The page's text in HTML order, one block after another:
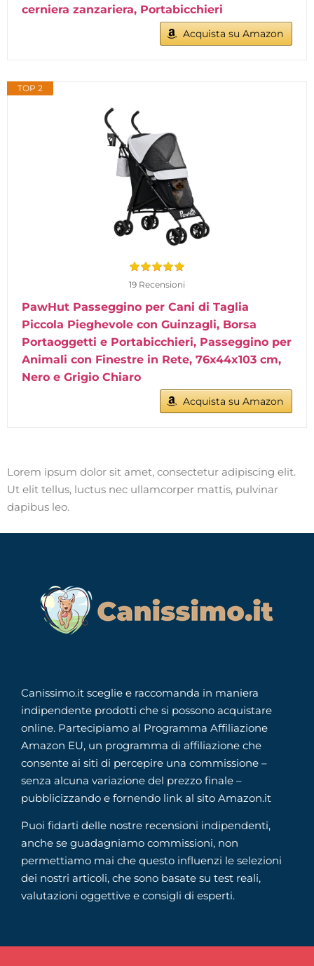
cerniera zanzariera, Portabicchieri
Acquista su Amazon
TOP 2
19 Recensioni
PawHut Passeggino per Cani di Taglia
Piccola Pieghevole con Guinzagli, Borsa
Portaoggetti e Portabicchieri, Passeggino per
Animali con Finestre in Rete, 76x44x103 cm,
Nero e Grigio Chiaro
Acquista su Amazon
Lorem ipsum dolor sit amet, consectetur adipiscing elit.
Ut elit tellus, luctus nec ullamcorper mattis, pulvinar
dapibus leo.
Canissimo.it sceglie e raccomanda in maniera
indipendente prodotti che si possono acquistare
online. Partecipiamo al Programma Affiliazione
Amazon EU, un programma di affiliazione che
consente ai siti di percepire una commissione –
senza alcuna variazione del prezzo finale –
pubblicizzando e fornendo link al sito Amazon.it
Puoi fidarti delle nostre recensioni indipendenti,
anche se guadagniamo commissioni, non
permettiamo mai che questo influenzi le selezioni
dei nostri articoli, che sono basate su test reali,
valutazioni oggettive e consigli di esperti.